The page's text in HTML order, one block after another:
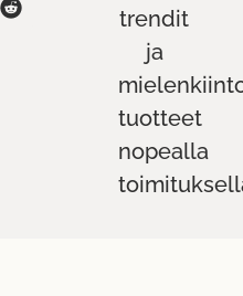
trendit
ja
tuotteet
nopealla